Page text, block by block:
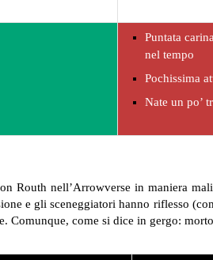
Puntata
nel tempo
Pochissima
Nate un po’
Routh nell’Arrowverse in maniera
e gli sceneggiatori hanno riflesso
Comunque, come si dice in gergo: